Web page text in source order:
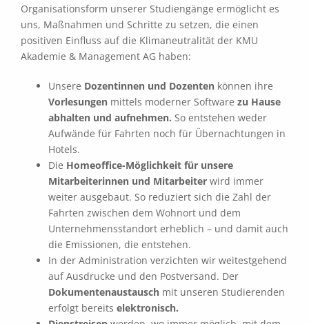
Organisationsform unserer Studiengänge ermöglicht es
uns, Maßnahmen und Schritte zu setzen, die einen
positiven Einfluss auf die Klimaneutralität der KMU
Akademie & Management AG haben:
Unsere Dozentinnen und Dozenten können ihre
Vorlesungen mittels moderner Software zu Hause
abhalten und aufnehmen. So entstehen weder
Aufwände für Fahrten noch für Übernachtungen in
Hotels.
Die Homeoffice-Möglichkeit für unsere
Mitarbeiterinnen und Mitarbeiter wird immer
weiter ausgebaut. So reduziert sich die Zahl der
Fahrten zwischen dem Wohnort und dem
Unternehmensstandort erheblich – und damit auch
die Emissionen, die entstehen.
In der Administration verzichten wir weitestgehend
auf Ausdrucke und den Postversand. Der
Dokumentenaustausch mit unseren Studierenden
erfolgt bereits elektronisch.